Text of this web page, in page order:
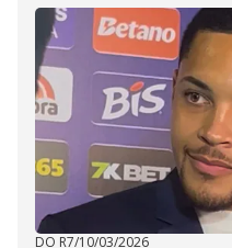
DO R7/10/03/2026